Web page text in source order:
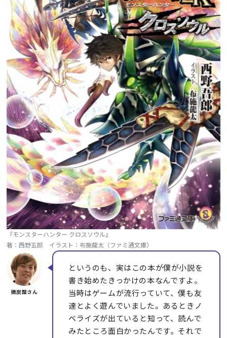
『モンスターハンター クロスソウル』
著：西野五郎 イラスト：布施龍太（ファミ通文庫）
というのも、実はこの本が僕が小説を
書き始めたきっかけの本なんですよ。
当時はゲームが流行っていて、僕も友
達とよく遊んでいました。あるときノ
ベライズが出ていると知って、読んで
みたところ面白かったんです。それで